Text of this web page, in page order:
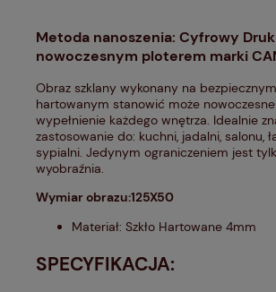
Metoda nanoszenia: Cyfrowy
nowoczesnym ploterem marki
Obraz szklany wykonany na
hartowanym stanowić może
wypełnienie każdego wnętrza. Idealnie
zastosowanie do: kuchni, jadalni, salonu,
sypialni. Jedynym ograniczeniem jest
wyobraźnia.
Wymiar obrazu:125X50
Materiał: Szkło Hartowane 4mm
SPECYFIKACJA: